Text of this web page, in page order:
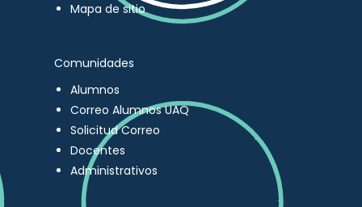
Mapa de sitio
Comunidades
Alumnos
Correo Alumnos UAQ
Solicitud Correo
Docentes
Administrativos